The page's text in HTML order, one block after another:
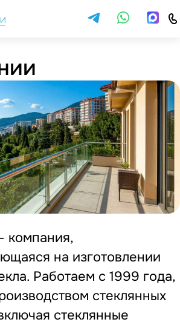
компания,
на изготовлении
Работаем с 1999 года,
стеклянных
стеклянные